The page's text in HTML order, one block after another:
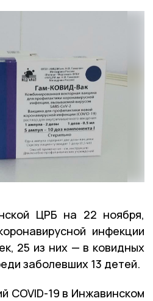
ЦРБ на 22 ноября,
инфекции
25 из них — в ковидных
заболевших 13 детей.
COVID-19 в Инжавинском